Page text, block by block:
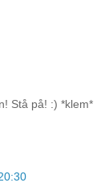
Stå på! :) *klem*